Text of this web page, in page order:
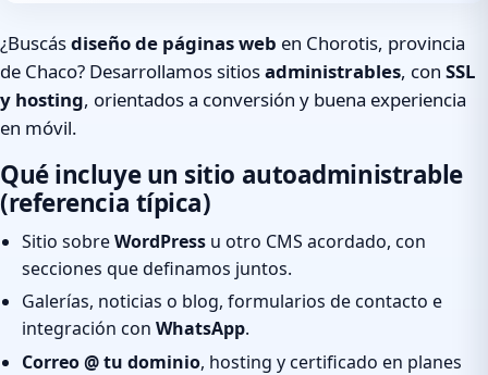
¿Buscásdiseño de páginas web en Chorotis, provincia
de Chaco? Desarrollamos sitiosadministrables, con SSL
y hosting, orientados a conversión y buena experiencia
en móvil.
Qué incluye un sitio autoadministrable
(referencia típica)
Sitio sobreWordPress u otro CMS acordado, con
secciones que definamos juntos.
Galerías, noticias o blog, formularios de contacto e
integración con WhatsApp.
Correo @ tu dominio, hosting y certificado en planes